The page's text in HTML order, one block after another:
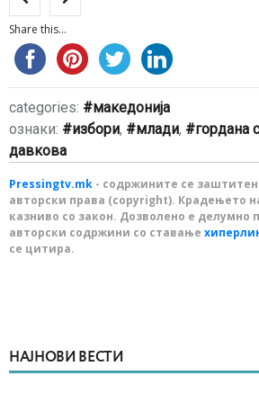
Share this...
categories:
македонија
ознаки:
избори, млади,
гордана
давкова
Pressingtv.mk - содржините се
авторски права (copyright). Крадењето
казниво со закон. Дозволено е делумно
авторски содржини со ставање
се цитира.
НАЈНОВИ ВЕСТИ